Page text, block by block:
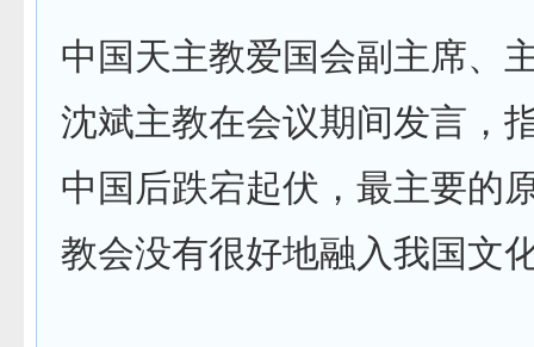
中国天主教爱国会副主席、
沈斌主教在会议期间发言，
中国后跌宕起伏，最主要的
教会没有很好地融入我国文